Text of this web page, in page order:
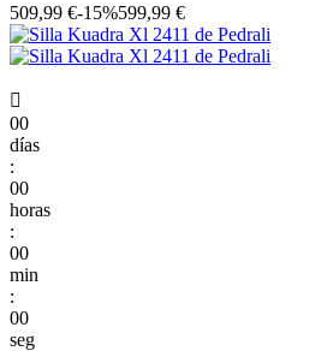
509,99 €-15%599,99 €

00
días
:
00
horas
:
00
min
:
00
seg